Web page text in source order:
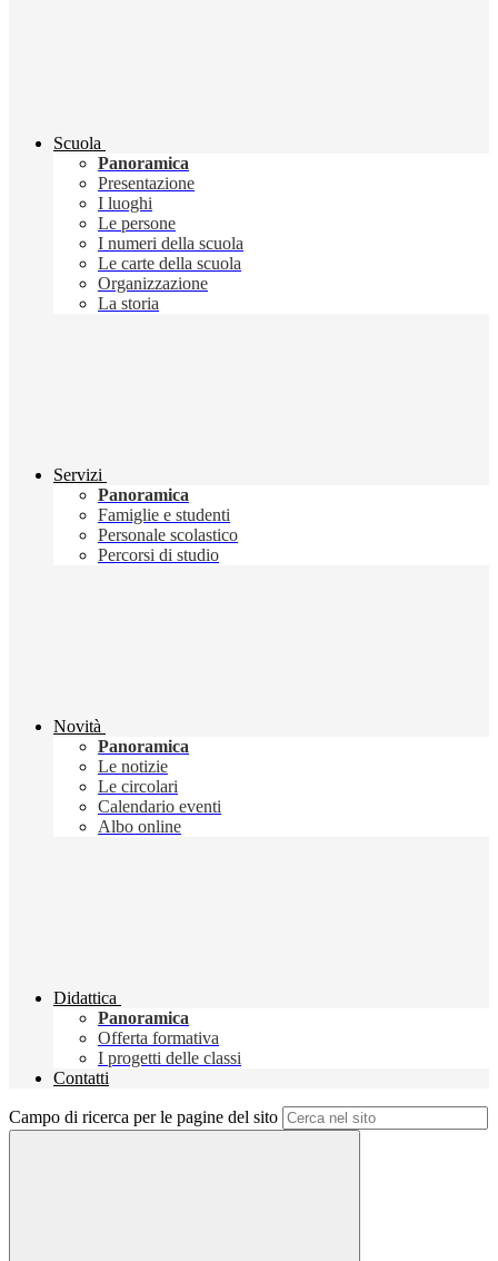
Scuola
Panoramica
Presentazione
I luoghi
Le persone
I numeri della scuola
Le carte della scuola
Organizzazione
La storia
Servizi
Panoramica
Famiglie e studenti
Personale scolastico
Percorsi di studio
Novità
Panoramica
Le notizie
Le circolari
Calendario eventi
Albo online
Didattica
Panoramica
Offerta formativa
I progetti delle classi
Contatti
Campo di ricerca per le pagine del sito